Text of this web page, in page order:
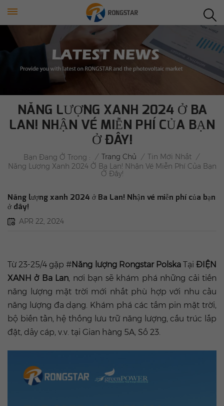
NĂNG LƯỢNG XANH 2024 Ở BA
LAN! NHẬN VÉ MIỄN PHÍ CỦA BẠN
Ở ĐÂY!
Bạn Đang Ở Trong : / Trang Chủ / Tin Mới Nhất /
Năng Lượng Xanh 2024 Ở Ba Lan! Nhận Vé Miễn Phí Của Bạn
Ở Đây!
Năng lượng xanh 2024 ở Ba Lan! Nhận vé miễn phí của bạn
ở đây!
APR 22, 2024
Từ 23-25/4 gặp #Năng lượng Rongstar PolskaTại ĐIỆN
XANH ở Ba Lan, nơi bạn sẽ khám phá những cải tiến
năng lượng mặt trời mới nhất phù hợp với nhu cầu
năng lượng đa dạng. Khám phá các tấm pin mặt trời,
bộ biến tần, hệ thống lưu trữ năng lượng, cấu trúc lắp
đặt, dây cáp, v.v. tại Gian hàng 5A, Số 23.